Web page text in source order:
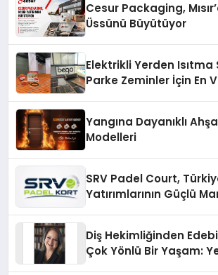
Cesur Packaging,
Üssünü Büyütüyor
Elektrikli Yerden
Parke Zeminler İçin En
Yangına Dayanıklı
Modelleri
SRV Padel Court,
Yatırımlarının Güçlü
Diş Hekimliğinden
Çok Yönlü Bir Yaşam: